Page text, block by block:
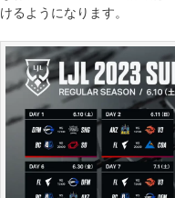
けるようになります。